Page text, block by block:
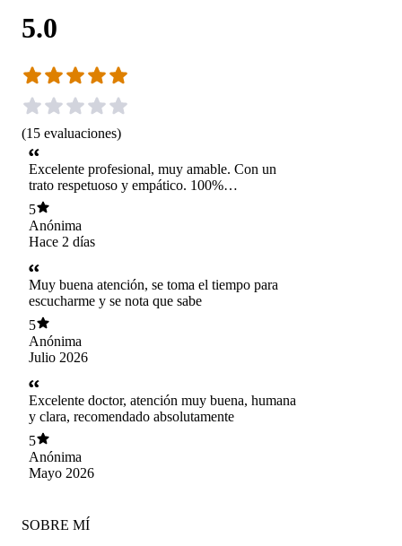
5.0
(15 evaluaciones)
Excelente profesional, muy amable. Con un
trato respetuoso y empático. 100%
recomendable
5
Anónima
Hace 2 días
Muy buena atención, se toma el tiempo para
escucharme y se nota que sabe
5
Anónima
Julio 2026
Excelente doctor, atención muy buena, humana
y clara, recomendado absolutamente
5
Anónima
Mayo 2026
SOBRE MÍ